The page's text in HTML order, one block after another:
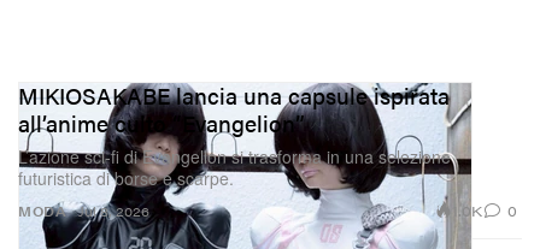
MODA
MIKIOSAKABE lancia una capsule ispirata
all’anime culto “Evangelion”
L’azione sci‑fi di Evangelion si trasforma in una selezione
futuristica di borse e scarpe.
Jul 8, 2026 1.0K 0